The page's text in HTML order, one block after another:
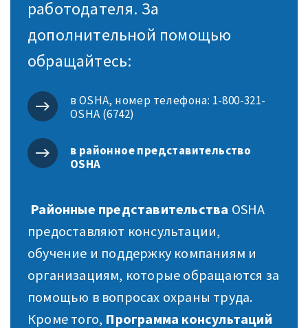
работодателя. За
дополнительной помощью
обращайтесь:
в OSHA, номер телефона: 1-800-321-
OSHA (6742)
в районное представительство
OSHA
Районные представительства OSHA
предоставляют консультации,
обучение и поддержку компаниям и
организациям, которые обращаются за
помощью в вопросах охраны труда.
Кроме того, Программа консультаций